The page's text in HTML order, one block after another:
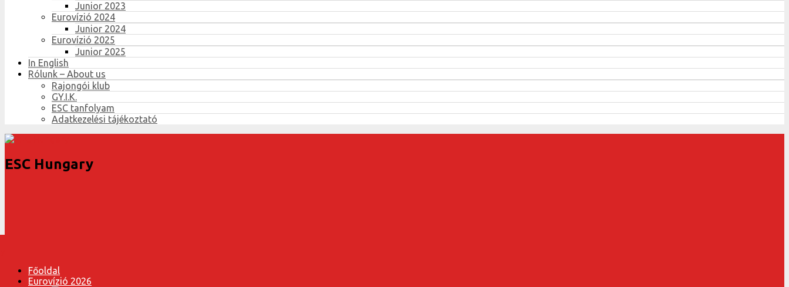
Junior 2023
Eurovízió 2024
Junior 2024
Eurovízió 2025
Junior 2025
In English
Rólunk – About us
Rajongói klub
GY.I.K.
ESC tanfolyam
Adatkezelési tájékoztató
ESC Hungary
Főoldal
Eurovízió 2026